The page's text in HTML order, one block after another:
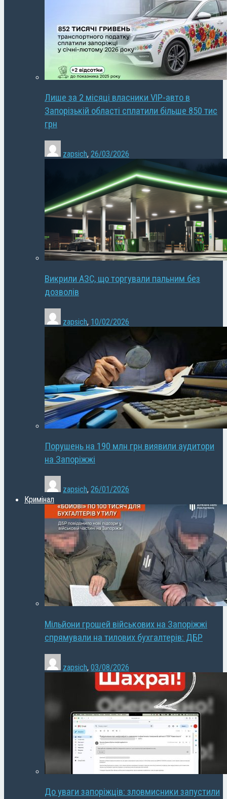
Лише за 2 місяці власники VIP-авто в
Запорізькій області сплатили більше 850 тис
грн
zapsich, 26/03/2026
Викрили АЗС, що торгували пальним без
дозволів
zapsich, 10/02/2026
Порушень на 190 млн грн виявили аудитори
на Запоріжжі
zapsich, 26/01/2026
Кримінал
Мільйони грошей військових на Запоріжжі
спрямували на тилових бухгалтерів: ДБР
zapsich, 03/08/2026
До уваги запоріжців: зловмисники запустили